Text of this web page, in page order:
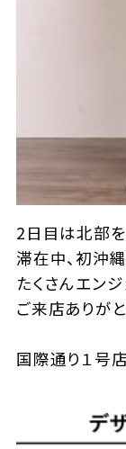
2日目は北部を
滞在中、初沖
たくさんエン
ご来店ありが
国際通り１号